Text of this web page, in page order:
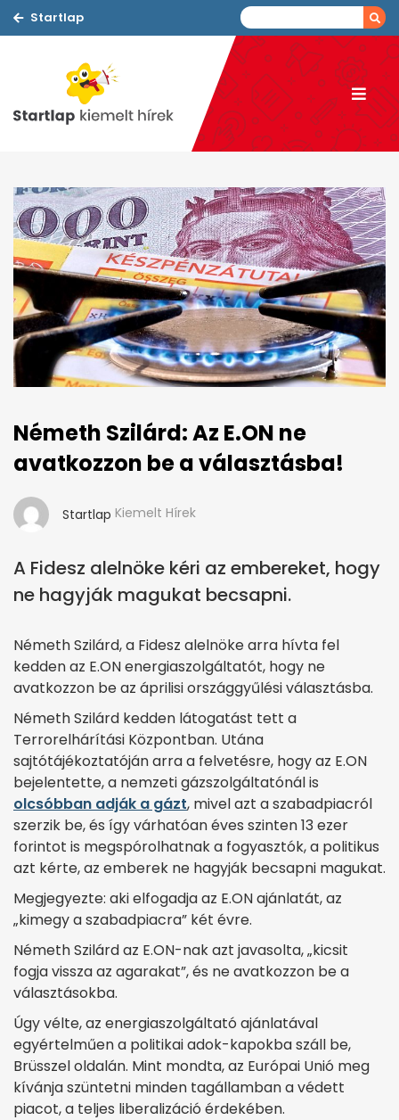
Startlap
Németh Szilárd: Az E.ON ne
avatkozzon be a választásba!
Startlap Kiemelt Hírek
A Fidesz alelnöke kéri az embereket, hogy
ne hagyják magukat becsapni.
Németh Szilárd, a Fidesz alelnöke arra hívta fel
kedden az E.ON energiaszolgáltatót, hogy ne
avatkozzon be az áprilisi országgyűlési választásba.
Németh Szilárd kedden látogatást tett a
Terrorelhárítási Központban. Utána
sajtótájékoztatóján arra a felvetésre, hogy az E.ON
bejelentette, a nemzeti gázszolgáltatónál is
olcsóbban adják a gázt, mivel azt a szabadpiacról
szerzik be, és így várhatóan éves szinten 13 ezer
forintot is megspórolhatnak a fogyasztók, a politikus
azt kérte, az emberek ne hagyják becsapni magukat.
Megjegyezte: aki elfogadja az E.ON ajánlatát, az
„kimegy a szabadpiacra” két évre.
Németh Szilárd az E.ON-nak azt javasolta, „kicsit
fogja vissza az agarakat”, és ne avatkozzon be a
választásokba.
Úgy vélte, az energiaszolgáltató ajánlatával
egyértelműen a politikai adok-kapokba száll be,
Brüsszel oldalán. Mint mondta, az Európai Unió meg
kívánja szüntetni minden tagállamban a védett
piacot, a teljes liberalizáció érdekében.